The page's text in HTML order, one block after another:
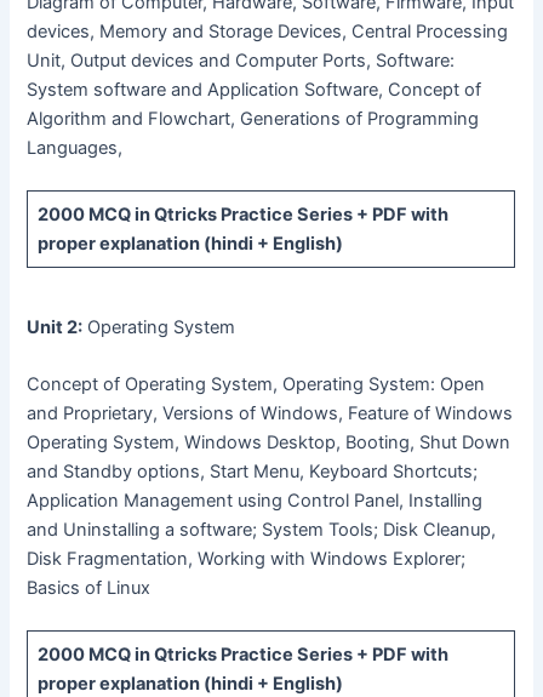
devices, Memory and Storage Devices, Central Processing
Unit, Output devices and Computer Ports, Software:
System software and Application Software, Concept of
Algorithm and Flowchart, Generations of Programming
Languages,
2000 MCQin Qtricks Practice Series + PDF with
proper explanation (hindi + English)
Unit 2: Operating System
Concept of Operating System, Operating System: Open
and Proprietary, Versions of Windows, Feature of Windows
Operating System, Windows Desktop, Booting, Shut Down
and Standby options, Start Menu, Keyboard Shortcuts;
Application Management using Control Panel, Installing
and Uninstalling a software; System Tools; Disk Cleanup,
Disk Fragmentation, Working with Windows Explorer;
Basics of Linux
2000 MCQin Qtricks Practice Series + PDF with
proper explanation (hindi + English)